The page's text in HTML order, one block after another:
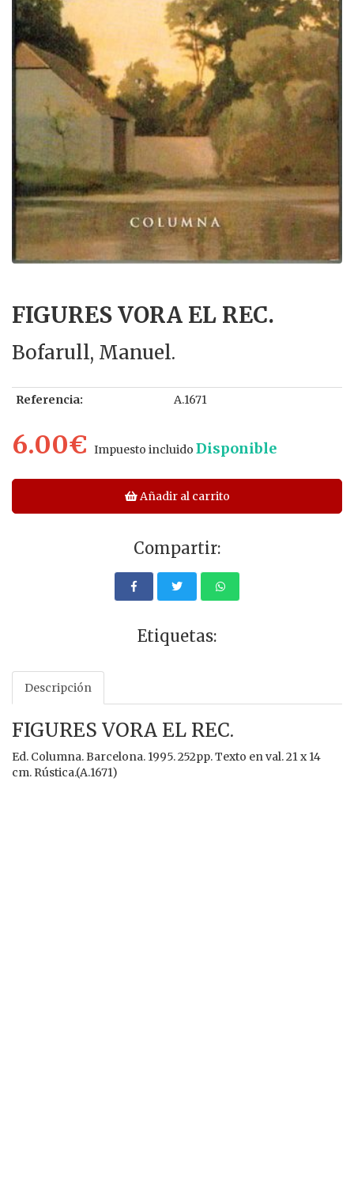
FIGURES VORA EL REC.
Bofarull, Manuel.
Referencia: A.1671
6.00€ Impuesto incluido Disponible
Añadir al carrito
Compartir:
Etiquetas:
Descripción
FIGURES VORA EL REC.
Ed. Columna. Barcelona. 1995. 252pp. Texto en val. 21 x 14
cm. Rústica.(A.1671)